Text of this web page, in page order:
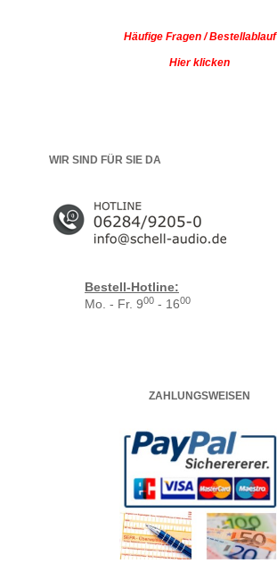
Häufige Fragen / Bestellablauf
Hier klicken
WIR SIND FÜR SIE DA
Bestell-Hotline:
Mo. - Fr. 900 - 1600
ZAHLUNGSWEISEN